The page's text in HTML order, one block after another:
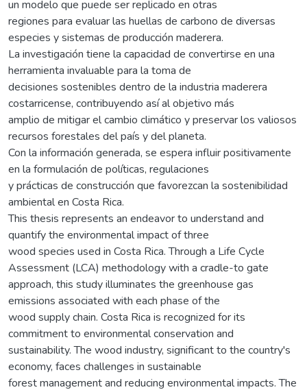
un modelo que puede ser replicado en otras
regiones para evaluar las huellas de carbono de diversas
especies y sistemas de producción maderera.
La investigación tiene la capacidad de convertirse en una
herramienta invaluable para la toma de
decisiones sostenibles dentro de la industria maderera
costarricense, contribuyendo así al objetivo más
amplio de mitigar el cambio climático y preservar los valiosos
recursos forestales del país y del planeta.
Con la información generada, se espera influir positivamente
en la formulación de políticas, regulaciones
y prácticas de construcción que favorezcan la sostenibilidad
ambiental en Costa Rica.
This thesis represents an endeavor to understand and
quantify the environmental impact of three
wood species used in Costa Rica. Through a Life Cycle
Assessment (LCA) methodology with a cradle-to gate
approach, this study illuminates the greenhouse gas
emissions associated with each phase of the
wood supply chain. Costa Rica is recognized for its
commitment to environmental conservation and
sustainability. The wood industry, significant to the country's
economy, faces challenges in sustainable
forest management and reducing environmental impacts. The